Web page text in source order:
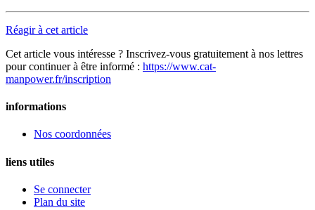
Réagir à cet article
Cet article vous intéresse ? Inscrivez-vous gratuitement à nos lettres
pour continuer à être informé : https://www.cat-
manpower.fr/inscription
informations
Nos coordonnées
liens utiles
Se connecter
Plan du site